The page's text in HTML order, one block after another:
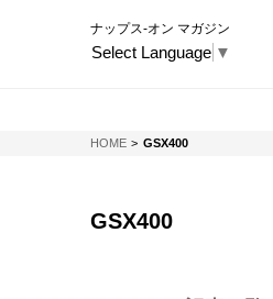
ナップス-オン マガジン
Select Language ▼
HOMENAPS-ON マガジン
GSX400
GSX400